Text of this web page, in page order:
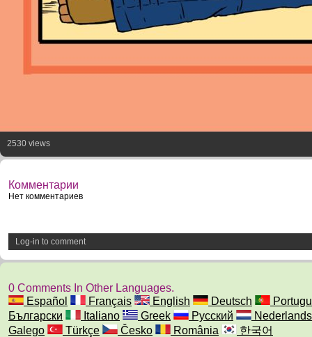
2530 views
Комментарии
Нет комментариев
Log-in to comment
0 Comments In Other Languages.
Español
Français English Deutsch
Български
Italiano Greek Русский
Nederlands
Galego
Türkçe Česko România 한국어